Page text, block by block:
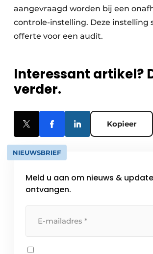
aangevraagd worden bij een
controle-instelling. Deze instelling
offerte voor een audit.
Interessant artikel?
verder.
Kopieer
NIEUWSBRIEF
Meld u aan om nieuws &
ontvangen.